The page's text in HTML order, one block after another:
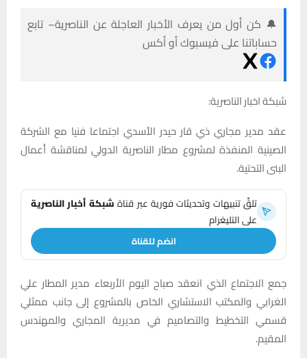
🔔 كن أول من يعرف الأخبار العاجلة عن الناصرية– تابع
حساباتنا على فيسبوك أو أكس
شبكة اخبار الناصرية:
عقد مدير مجاري ذي قار حيدر الأسدي اجتماعا فنيا مع الشركة
الصينية المنفذة لمشروع مطار الناصرية الدولي لمناقشة أعمال
البنى التحتية.
تلقَّ تنبيهات وتحديثات فورية عبر قناةشبكة أخبار الناصرية
على التليغرام
انضم للقناة
جمع الاجتماع الذي انعقد صباح اليوم الأربعاء مدير المطار علي
الغرابي والمكتب الاستشاري الخاص بالمشروع إلى جانب ممثلي
قسمي التخطيط والتصاميم في مديرية المجاري والمهندس
المقيم.